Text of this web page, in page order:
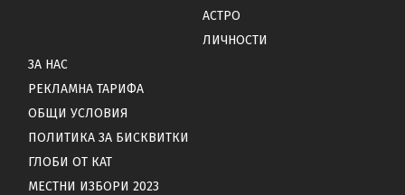
АСТРО
ЛИЧНОСТИ
ЗА НАС
РЕКЛАМНА ТАРИФА
ОБЩИ УСЛОВИЯ
ПОЛИТИКА ЗА БИСКВИТКИ
ГЛОБИ ОТ КАТ
МЕСТНИ ИЗБОРИ 2023